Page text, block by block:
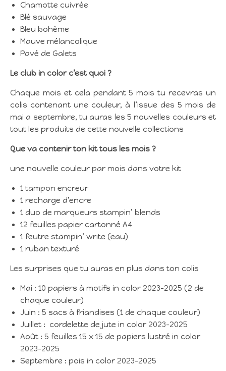
Chamotte cuivrée
Blé sauvage
Bleu bohème
Mauve mélancolique
Pavé de Galets
Le club in color c’est quoi ?
Chaque mois et cela pendant 5 mois tu recevras un
colis contenant une couleur, à l’issue des 5 mois de
mai a septembre, tu auras les 5 nouvelles couleurs et
tout les produits de cette nouvelle collections
Que va contenir ton kit tous les mois ?
une nouvelle couleur par mois dans votre kit
1 tampon encreur
1 recharge d’encre
1 duo de marqueurs stampin’ blends
12 feuilles papier cartonné A4
1 feutre stampin’ write (eau)
1 ruban texturé
Les surprises que tu auras en plus dans ton colis
Mai : 10 papiers à motifs in color 2023-2025 (2 de
chaque couleur)
Juin : 5 sacs à friandises (1 de chaque couleur)
Juillet : cordelette de jute in color 2023-2025
Août : 5 feuilles 15 x 15 de papiers lustré in color
2023-2025
Septembre : pois in color 2023-2025